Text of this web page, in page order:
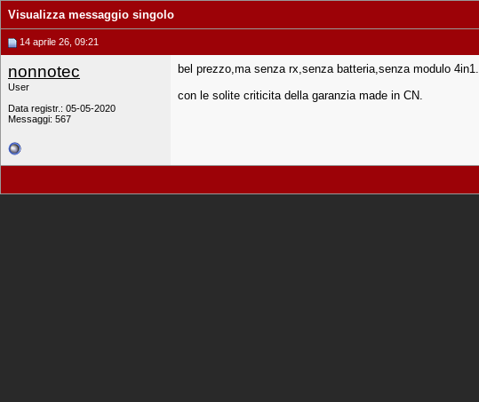
Visualizza messaggio singolo
14 aprile 26, 09:21
nonnotec
User
Data registr.: 05-05-2020
Messaggi: 567
bel prezzo,ma senza rx,senza batteria,senza modulo 4in1.
con le solite criticita della garanzia made in CN.